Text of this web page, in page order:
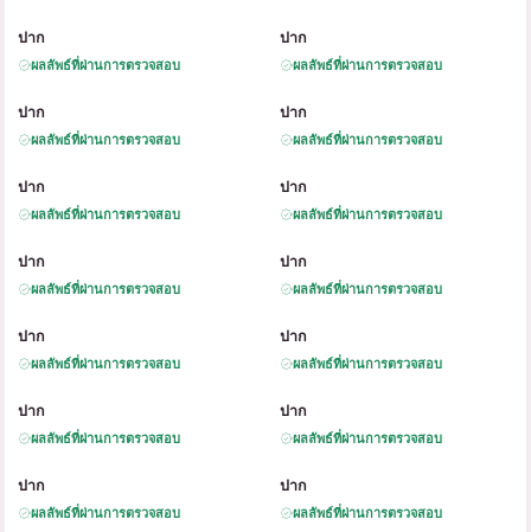
B
ปาก
ผลลัพธ์ที่ผ่านการตรวจสอบ
B
ปาก
ผลลัพธ์ที่ผ่านการตรวจสอบ
B
ปาก
ผลลัพธ์ที่ผ่านการตรวจสอบ
B
ปาก
ผลลัพธ์ที่ผ่านการตรวจสอบ
B
ปาก
ผลลัพธ์ที่ผ่านการตรวจสอบ
B
ปาก
ผลลัพธ์ที่ผ่านการตรวจสอบ
B
ปาก
ผลลัพธ์ที่ผ่านการตรวจสอบ
B
ปาก
ผลลัพธ์ที่ผ่านการตรวจสอบ
B
ปาก
ผลลัพธ์ที่ผ่านการตรวจสอบ
B
ปาก
ผลลัพธ์ที่ผ่านการตรวจสอบ
B
ปาก
ผลลัพธ์ที่ผ่านการตรวจสอบ
B
ปาก
ผลลัพธ์ที่ผ่านการตรวจสอบ
B
ปาก
ผลลัพธ์ที่ผ่านการตรวจสอบ
B
ปาก
ผลลัพธ์ที่ผ่านการตรวจสอบ